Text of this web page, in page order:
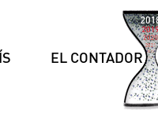
EL CONTADOR